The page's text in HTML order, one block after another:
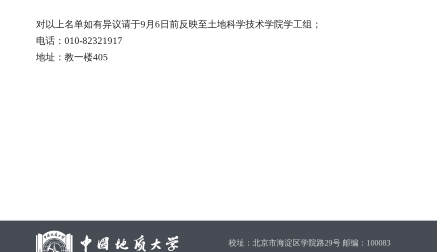
对以上名单如有异议请于9月6日前反映至土地科学技术学院学工组；
电话：010-82321917
地址：教一楼405
校址：北京市海淀区学院路29号 邮编：100083